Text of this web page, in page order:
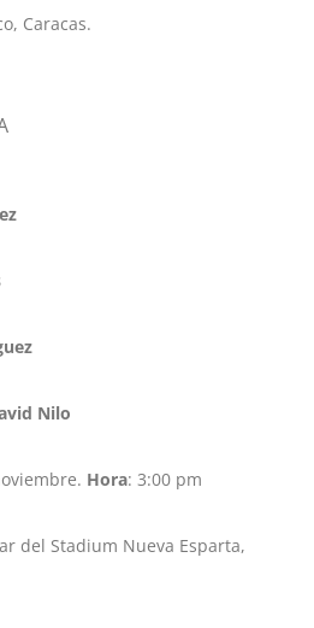
Caracas.
Nilo
Hora: 3:00 pm
del Stadium Nueva Esparta,